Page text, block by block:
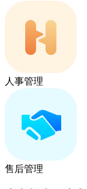
人事管理
售后管理